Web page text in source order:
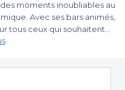
moments inoubliables au
Avec ses bars animés,
tous ceux qui souhaitent
ou simplement se
ou de musique
parfaite pour faire
réservation
que l’organisation d’un